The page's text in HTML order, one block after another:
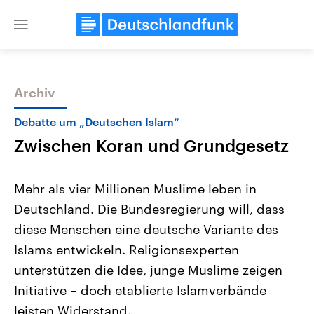
Close
Themen
Landtagswahl Sachsen-Anhalt
2026
Alle Informationen
Sachsen-Anhalt wählt am 6.
September 2026 einen neuen
Bundesland von einer Koalition aus
Aktuelle Beiträge,
Hintergründe
Wirtschaftlich und
gehören die Vereinigten
Archiv
Debatte um „Deutschen Islam“
Zwischen Koran und Grundgesetz
Mehr als vier Millionen Muslime leben in
Deutschland. Die Bundesregierung will, dass
diese Menschen eine deutsche Variante des
Islams entwickeln. Religionsexperten
unterstützen die Idee, junge Muslime zeigen
Initiative – doch etablierte Islamverbände
leisten Widerstand.